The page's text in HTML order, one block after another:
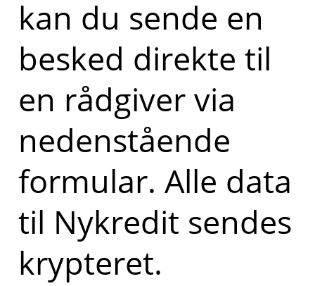
kan du sende en
besked direkte til
en rådgiver via
nedenstående
formular. Alle data
til Nykredit sendes
krypteret.